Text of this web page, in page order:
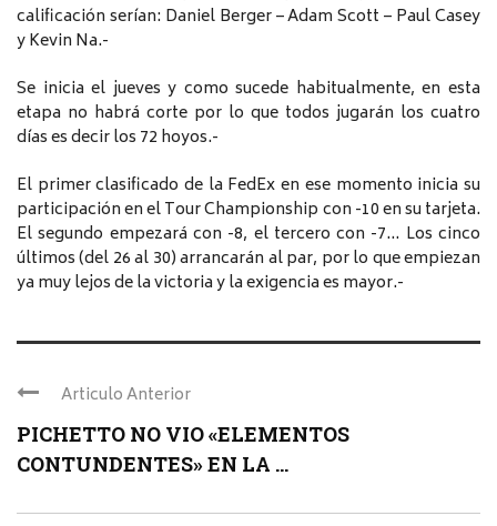
calificación serían: Daniel Berger – Adam Scott – Paul Casey
y Kevin Na.-
Se inicia el jueves y como sucede habitualmente, en esta
etapa no habrá corte por lo que todos jugarán los cuatro
días es decir los 72 hoyos.-
El primer clasificado de la FedEx en ese momento inicia su
participación en el Tour Championship con -10 en su tarjeta.
El segundo empezará con -8, el tercero con -7… Los cinco
últimos (del 26 al 30) arrancarán al par, por lo que empiezan
ya muy lejos de la victoria y la exigencia es mayor.-
Articulo Anterior
PICHETTO NO VIO «ELEMENTOS
CONTUNDENTES» EN LA ...